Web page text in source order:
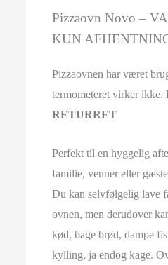
Pizzaovn Novo –
KUN
Pizzaovnen har været
termometeret virker ikke.
RETURRET
Perfekt til en hyggelig
familie, venner eller
Du kan selvfølgelig lave
ovnen, men derudover
kød, bage brød, dampe
kylling, ja endog kage.